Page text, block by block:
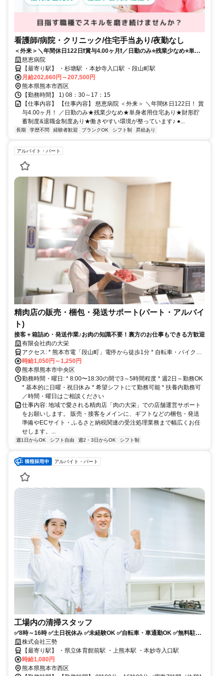
看護師/病院・クリニック/住宅手当あり/夜勤なし
＜外来＞＼年間休日122日❗️賞与4.00ヶ月❗️／日勤のみ⭐残業少なめ⭐単身
者用住宅あり⭐財形貯蓄制度&退職金制度あり⭐働きやすい環境が整って
います✨
慈恵病院
【最寄り駅】 ・杉塘駅 ・本妙寺入口駅 ・段山町駅
月給202,660円～207,500円
熊本県熊本市西区
【勤務時間】 1) 08：30～17：15
【仕事内容】 【仕事内容】 慈恵病院 ＜外来＞ ＼年間休日122日！ 賞
与4.00ヶ月！ ／日勤のみ★残業少なめ★単身者用住宅あり★財形貯
蓄制度&退職金制度あり★働きやすい環境が整っています♪ ●...
長期 学歴不問 経験者歓迎 ブランクOK シフト制 昇給あり
アルバイト・パート
精肉店の販売・梱包・発送サポート(パート・アルバイ
ト)
接客＋箱詰め・発送作業♪お肉の知識不要！裏方のお仕事もできる方歓迎
有限会社肉の大栄
アクセス: * 熊本市電「段山町」電停から徒歩1分 * 自転車・バイク通
勤OK * 車通勤応相談
時給1,050円～1,250円
熊本県熊本市中央区
勤務時間・曜日: * 8:00〜18:30の間で3～5時間程度 * 週2日～勤務OK
* 基本的に日曜・祝日休み * 希望シフトにて勤務可能 * 扶養内勤務可
／時間・曜日はご相談ください
仕事内容: 地域で愛される精肉店「肉の大栄」での店舗運営サポート
をお願いします。 販売・接客をメインに、ギフトなどの梱包・発送
準備やECサイト・ふるさと納税関連の受注処理業務まで幅広くお任
せします。...
週1日からOK シフト自由 週2・3日からOK シフト制
アルバイト・パート
工場内の清掃スタッフ
✅8時～16時 ✅土日祝休み ✅未経験OK ✅自転車・車通勤OK ✅無料駐車
場あり
株式会社三勢
【最寄り駅】 ・県立体育館前駅 ・上熊本駅 ・本妙寺入口駅
時給1,080円
熊本県熊本市西区